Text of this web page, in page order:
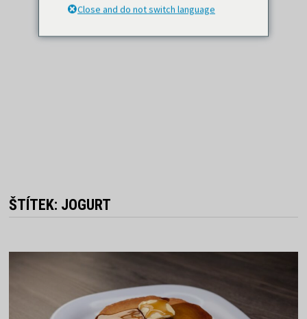
ŠTÍTEK: JOGURT
Close and do not switch language